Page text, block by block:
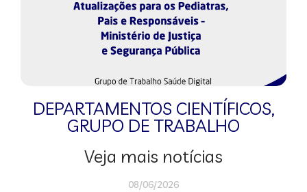
DEPARTAMENTOS CIENTÍFICOS,
GRUPO DE TRABALHO
Veja mais notícias
08/06/2026